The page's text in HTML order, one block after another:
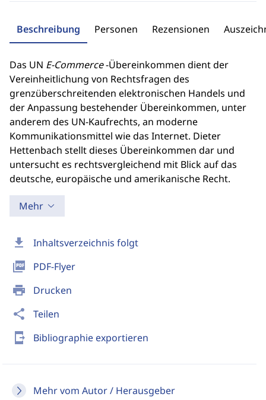
download Inhaltsverzeichnis folgt
picture_as_pdf PDF-Flyer
print Drucken
share Teilen
send_to_mobile Bibliographie exportieren
Mehr vom Autor / Herausgeber
Beschreibung Personen Rezensionen
Das UN E-Commerce-Übereinkommen dient der
Vereinheitlichung von Rechtsfragen des
grenzüberschreitenden elektronischen Handels und
der Anpassung bestehender Übereinkommen, unter
anderem des UN-Kaufrechts, an moderne
Kommunikationsmittel wie das Internet. Dieter
Hettenbach stellt dieses Übereinkommen dar und
untersucht es rechtsvergleichend mit Blick auf das
deutsche, europäische und amerikanische Recht.
Mehr